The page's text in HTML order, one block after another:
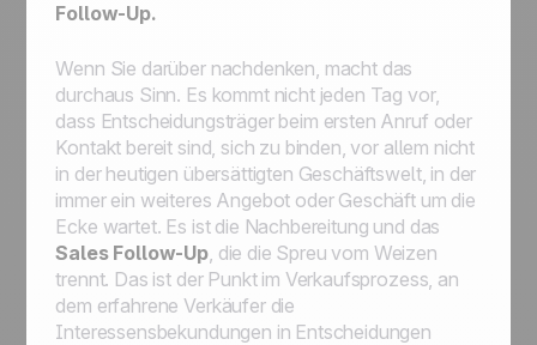
Follow-Up.
Wenn Sie darüber nachdenken, macht das
durchaus Sinn. Es kommt nicht jeden Tag vor,
dass Entscheidungsträger beim ersten Anruf oder
Kontakt bereit sind, sich zu binden, vor allem nicht
in der heutigen übersättigten Geschäftswelt, in der
immer ein weiteres Angebot oder Geschäft um die
Ecke wartet. Es ist die Nachbereitung und das
Sales Follow-Up, die die Spreu vom Weizen
trennt. Das ist der Punkt im Verkaufsprozess, an
dem erfahrene Verkäufer die
Interessensbekundungen in Entscheidungen